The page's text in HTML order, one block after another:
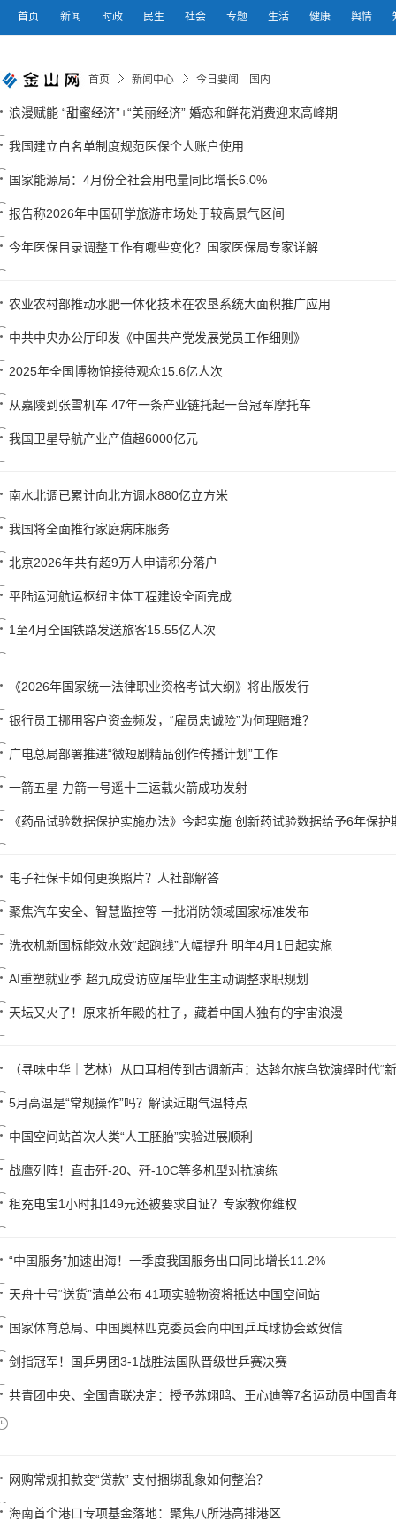
首页 新闻 时政 民生 社会 专题 生活 健康 舆情
首页 新闻中心 今日要闻 国内
浪漫赋能 “甜蜜经济”+“美丽经济” 婚恋和鲜花消费迎来高峰期
我国建立白名单制度规范医保个人账户使用
国家能源局：4月份全社会用电量同比增长6.0%
报告称2026年中国研学旅游市场处于较高景气区间
今年医保目录调整工作有哪些变化？国家医保局专家详解
农业农村部推动水肥一体化技术在农垦系统大面积推广应用
中共中央办公厅印发《中国共产党发展党员工作细则》
2025年全国博物馆接待观众15.6亿人次
从嘉陵到张雪机车 47年一条产业链托起一台冠军摩托车
我国卫星导航产业产值超6000亿元
南水北调已累计向北方调水880亿立方米
我国将全面推行家庭病床服务
北京2026年共有超9万人申请积分落户
平陆运河航运枢纽主体工程建设全面完成
1至4月全国铁路发送旅客15.55亿人次
《2026年国家统一法律职业资格考试大纲》将出版发行
银行员工挪用客户资金频发，“雇员忠诚险”为何理赔难？
广电总局部署推进“微短剧精品创作传播计划”工作
一箭五星 力箭一号遥十三运载火箭成功发射
《药品试验数据保护实施办法》今起实施 创新药试验数据给予6年保护
电子社保卡如何更换照片？人社部解答
聚焦汽车安全、智慧监控等 一批消防领域国家标准发布
洗衣机新国标能效水效“起跑线”大幅提升 明年4月1日起实施
AI重塑就业季 超九成受访应届毕业生主动调整求职规划
天坛又火了！原来祈年殿的柱子，藏着中国人独有的宇宙浪漫
（寻味中华｜艺林）从口耳相传到古调新声：达斡尔族乌钦演绎时代“
5月高温是“常规操作”吗？解读近期气温特点
中国空间站首次人类“人工胚胎”实验进展顺利
战鹰列阵！直击歼-20、歼-10C等多机型对抗演练
租充电宝1小时扣149元还被要求自证？专家教你维权
“中国服务”加速出海！一季度我国服务出口同比增长11.2%
天舟十号“送货”清单公布 41项实验物资将抵达中国空间站
国家体育总局、中国奥林匹克委员会向中国乒乓球协会致贺信
剑指冠军！国乒男团3-1战胜法国队晋级世乒赛决赛
共青团中央、全国青联决定：授予苏翊鸣、王心迪等7名运动员中国青
网购常规扣款变“贷款” 支付捆绑乱象如何整治？
海南首个港口专项基金落地：聚焦八所港高排港区